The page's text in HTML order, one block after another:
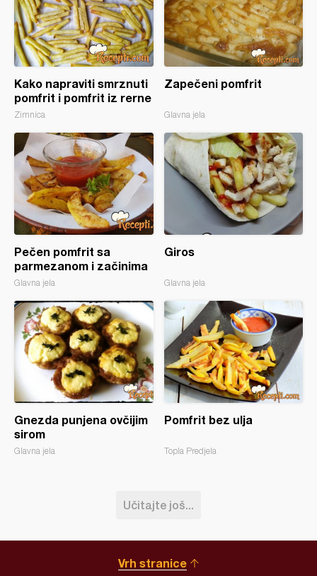
Kako napraviti smrznuti
pomfrit i pomfrit iz rerne
Zimnica
Zapečeni pomfrit
Glavna jela
Pečen pomfrit sa
parmezanom i začinima
Glavna jela
Giros
Glavna jela
Gnezda punjena ovčijim
sirom
Glavna jela
Pomfrit bez ulja
Topla Predjela
Učitajte još...
Vrh stranice